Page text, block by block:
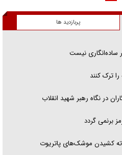
پربازدید ها
ساده‌انگاری نیست
ترک کنند
در نگاه رهبر شهید انقلاب
برنمی گردد
ته کشیدن موشک‌های پاتریوت